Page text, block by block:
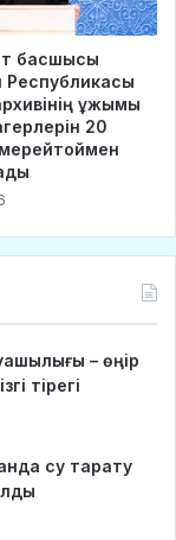
басшысы
Республикасы
ұжымы
20
– өңір
тірегі
су тарату